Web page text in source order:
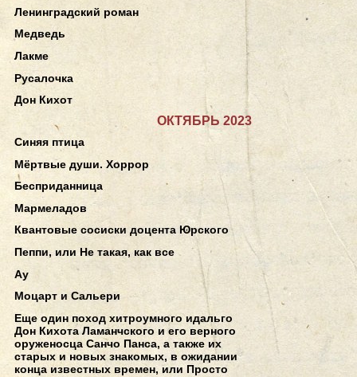
Ленинградский роман
Медведь
Лакме
Русалочка
Дон Кихот
ОКТЯБРЬ 2023
Синяя птица
Мёртвые души. Хоррор
Бесприданница
Мармеладов
Квантовые сосиски доцента Юрского
Пеппи, или Не такая, как все
Ау
Моцарт и Сальери
Еще один поход хитроумного идальго
Дон Кихота Ламанчского и его верного
оруженосца Санчо Панса, а также их
старых и новых знакомых, в ожидании
конца известных времен, или Просто